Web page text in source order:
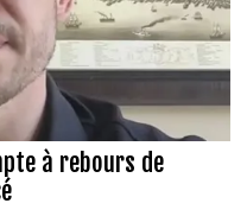
à rebours de